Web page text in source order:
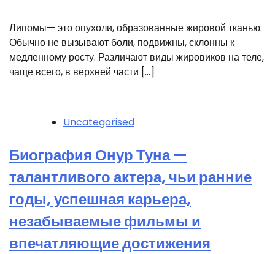
Липомы— это опухоли, образованные жировой тканью.
Обычно не вызывают боли, подвижны, склонны к
медленному росту. Различают виды жировиков на теле,
чаще всего, в верхней части […]
Uncategorised
Биография Онур Туна —
талантливого актера, чьи ранние
годы, успешная карьера,
незабываемые фильмы и
впечатляющие достижения